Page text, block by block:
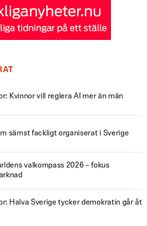
Kvinnor vill reglera AI mer än män
sämst fackligt organiserat i Sverige
valkompass 2026 – fokus
Halva Sverige tycker demokratin går åt